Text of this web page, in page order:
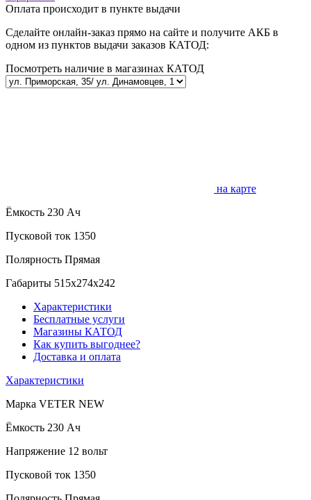
Оплата происходит в пункте выдачи
Сделайте онлайн-заказ прямо на сайте и получите АКБ в
одном из пунктов выдачи заказов КАТОД:
Посмотреть наличие в магазинах КАТОД
на карте
Ёмкость 230 Ач
Пусковой ток 1350
Полярность Прямая
Габариты 515x274x242
Характеристики
Бесплатные услуги
Магазины КАТОД
Как купить выгоднее?
Доставка и оплата
Характеристики
Марка VETER NEW
Ёмкость 230 Ач
Напряжение 12 вольт
Пусковой ток 1350